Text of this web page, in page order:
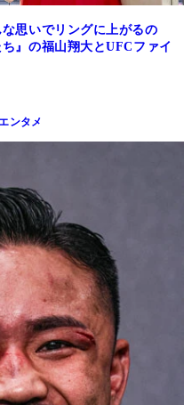
思いでリングに上がるの
』の福山翔大とUFCファイ
ンタメ